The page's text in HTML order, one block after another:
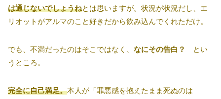
は通じないでしょうねとは思いますが。状況が状況だし、エ
リオットがアルマのこと好きだから飲み込んでくれただけ。
でも、不満だったのはそこではなく、 なにその告白？
とい
うところ。
完全に自己満足。本人が「罪悪感を抱えたまま死ぬのは